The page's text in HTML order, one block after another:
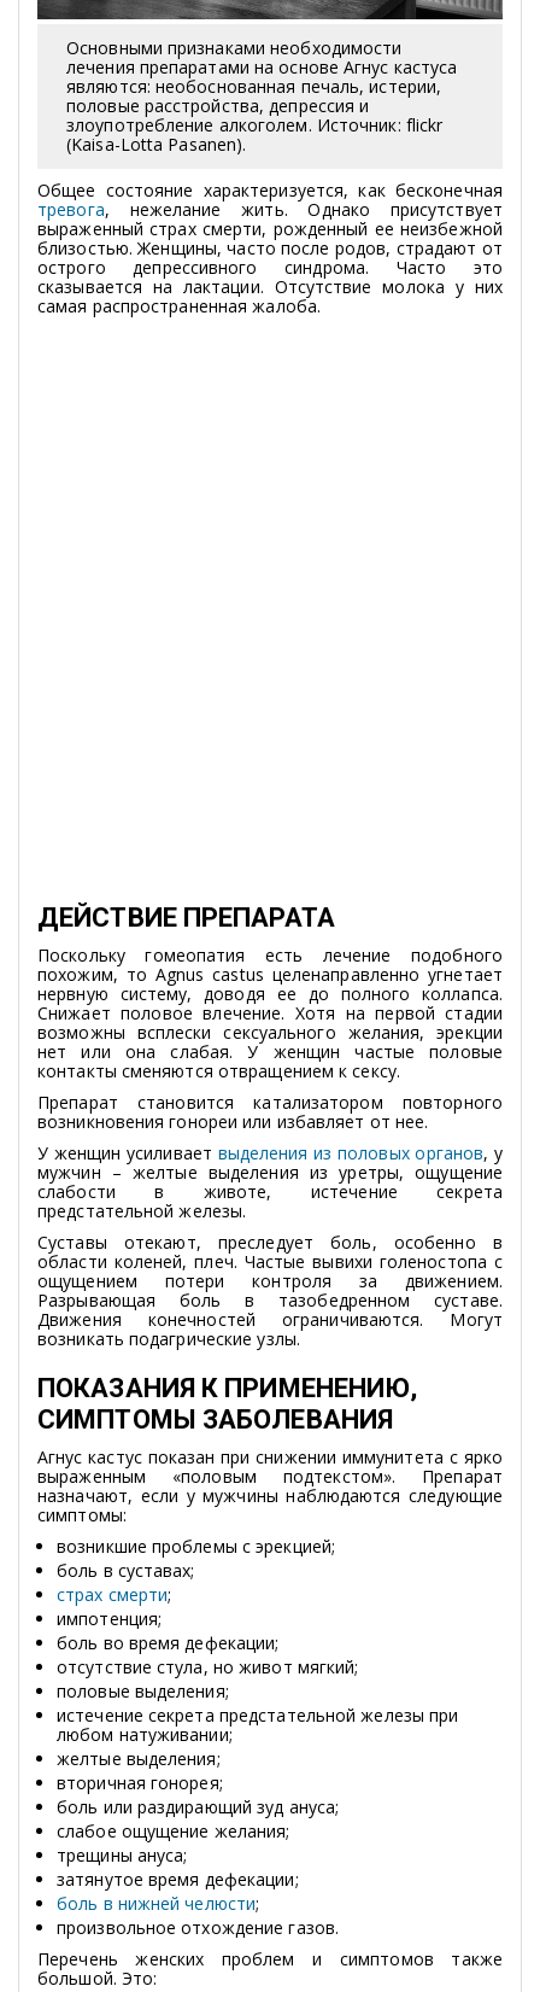
Основными признаками необходимости
лечения препаратами на основе Агнус кастуса
являются: необоснованная печаль, истерии,
половые расстройства, депрессия и
злоупотребление алкоголем. Источник: flickr
(Kaisa-Lotta Pasanen).
Общее состояние характеризуется, как бесконечная
тревога, нежелание жить. Однако присутствует
выраженный страх смерти, рожденный ее неизбежной
близостью. Женщины, часто после родов, страдают от
острого депрессивного синдрома. Часто это
сказывается на лактации. Отсутствие молока у них
самая распространенная жалоба.
ДЕЙСТВИЕ ПРЕПАРАТА
Поскольку гомеопатия есть лечение подобного
похожим, то Agnus castus целенаправленно угнетает
нервную систему, доводя ее до полного коллапса.
Снижает половое влечение. Хотя на первой стадии
возможны всплески сексуального желания, эрекции
нет или она слабая. У женщин частые половые
контакты сменяются отвращением к сексу.
Препарат становится катализатором повторного
возникновения гонореи или избавляет от нее.
У женщин усиливает выделения из половых органов, у
мужчин – желтые выделения из уретры, ощущение
слабости в животе, истечение секрета
предстательной железы.
Суставы отекают, преследует боль, особенно в
области коленей, плеч. Частые вывихи голеностопа с
ощущением потери контроля за движением.
Разрывающая боль в тазобедренном суставе.
Движения конечностей ограничиваются. Могут
возникать подагрические узлы.
ПОКАЗАНИЯ К ПРИМЕНЕНИЮ,
СИМПТОМЫ ЗАБОЛЕВАНИЯ
Агнус кастус показан при снижении иммунитета с ярко
выраженным «половым подтекстом». Препарат
назначают, если у мужчины наблюдаются следующие
симптомы:
возникшие проблемы с эрекцией;
боль в суставах;
страх смерти;
импотенция;
боль во время дефекации;
отсутствие стула, но живот мягкий;
половые выделения;
истечение секрета предстательной железы при
любом натуживании;
желтые выделения;
вторичная гонорея;
боль или раздирающий зуд ануса;
слабое ощущение желания;
трещины ануса;
затянутое время дефекации;
боль в нижней челюсти;
произвольное отхождение газов.
Перечень женских проблем и симптомов также
большой. Это: